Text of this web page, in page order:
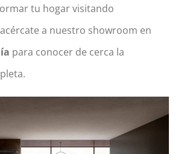
tu hogar visitando
a nuestro showroom en
para conocer de cerca la